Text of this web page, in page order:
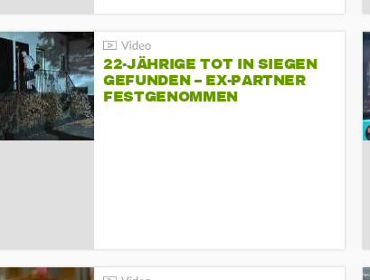
22-JÄHRIGE TOT IN SIEGEN
GEFUNDEN – EX-PARTNER
FESTGENOMMEN